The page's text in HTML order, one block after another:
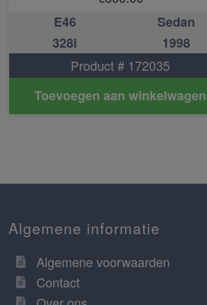
E46
Sedan
328i
1998
Product # 172035
Toevoegen aan winkelwagen
Algemene informatie
Algemene voorwaarden
Contact